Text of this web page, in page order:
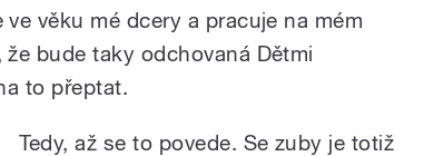
věku mé dcery a pracuje na mém
bude taky odchovaná Dětmi
to přeptat.
Tedy, až se to povede. Se zuby je totiž